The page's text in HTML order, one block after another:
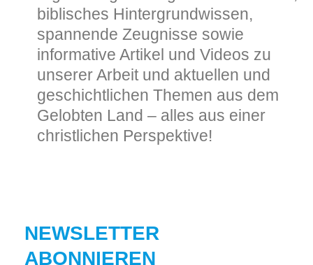
biblisches Hintergrundwissen,
spannende Zeugnisse sowie
informative Artikel und Videos zu
unserer Arbeit und aktuellen und
geschichtlichen Themen aus dem
Gelobten Land – alles aus einer
christlichen Perspektive!
NEWSLETTER
ABONNIEREN